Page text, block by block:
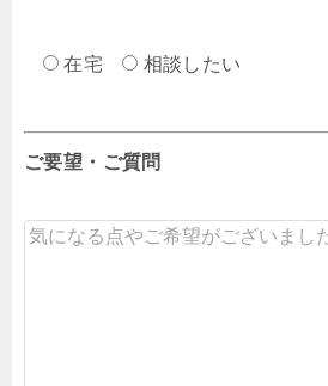
在宅 相談したい
ご要望・ご質問